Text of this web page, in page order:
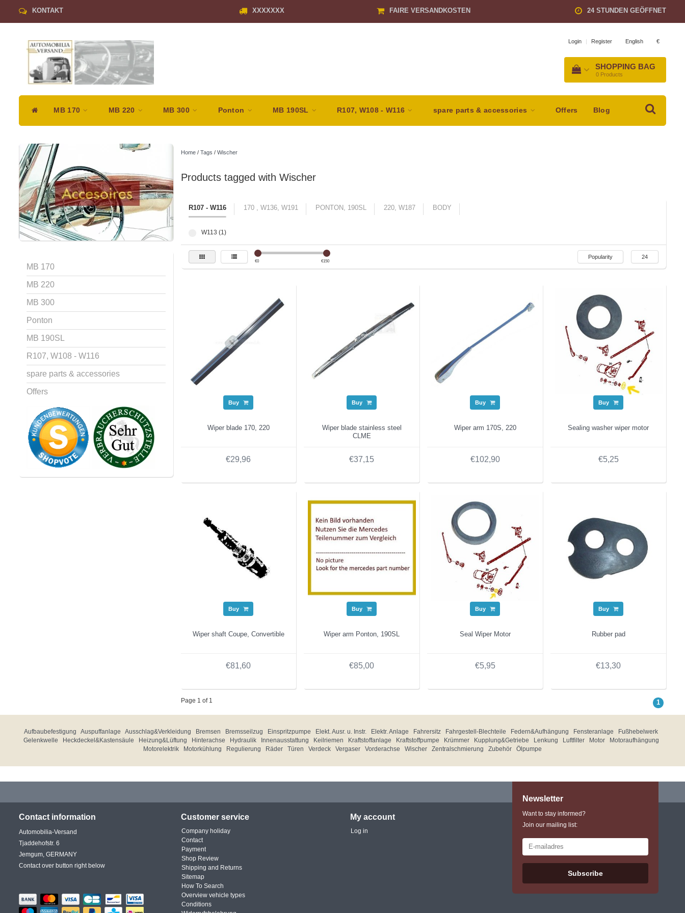
KONTAKT XXXXXXX FAIRE VERSANDKOSTEN 24 STUNDEN GEÖFFNET
Login | Register English €
SHOPPING BAG
0 Products
MB 170 MB 220 MB 300 Ponton MB 190SL R107, W108 - W116 spare parts & accessories Offers Blog
MB 170
MB 220
MB 300
Ponton
MB 190SL
R107, W108 - W116
spare parts & accessories
Offers
Home/ Tags / Wischer
Products tagged with Wischer
R107 - W116 170 , W136, W191 PONTON, 190SL 220, W187 BODY
W113 (1)
€0 €150
Popularity 24
Buy
Wiper blade 170, 220
€29,96
Buy
Wiper blade stainless steel
CLME
€37,15
Buy
Wiper arm 170S, 220
€102,90
Buy
Sealing washer wiper motor
€5,25
Buy
Wiper shaft Coupe, Convertible
€81,60
Buy
Wiper arm Ponton, 190SL
€85,00
Buy
Seal Wiper Motor
€5,95
Buy
Rubber pad
€13,30
Page 1 of 1 1
Aufbaubefestigung Auspuffanlage Ausschlag&Verkleidung Bremsen Bremsseilzug Einspritzpumpe Elekt. Ausr. u. Instr. Elektr. Anlage Fahrersitz Fahrgestell-Blechteile Federn&Aufhängung Fensteranlage
Fußhebelwerk
Gelenkwelle
Heckdeckel&Kastensäule Heizung&Lüftung Hinterachse Hydraulik Innenausstattung Keilriemen Kraftstoffanlage Kraftstoffpumpe Krümmer Kupplung&Getriebe Lenkung Luftfilter Motor
Motoraufhängung
Motorelektrik
Motorkühlung Regulierung Räder Türen Verdeck Vergaser Vorderachse Wischer Zentralschmierung Zubehör Ölpumpe
Contact information
Automobilia-Versand
Tjaddehofstr. 6
Jemgum, GERMANY
Contact over button right below
Customer service
Company holiday
Contact
Payment
Shop Review
Shipping and Returns
Sitemap
How To Search
Overview vehicle types
Conditions
My account
Log in
Newsletter
Want to stay informed?
Join our mailing list:
Subscribe